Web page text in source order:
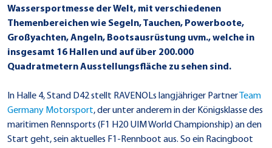
Wassersportmesse der Welt, mit verschiedenen
Themenbereichen wie Segeln, Tauchen, Powerboote,
Großyachten, Angeln, Bootsausrüstung uvm., welche in
insgesamt 16 Hallen und auf über 200.000
Quadratmetern Ausstellungsfläche zu sehen sind.
In Halle 4, Stand D42 stellt RAVENOLs langjähriger PartnerTeam
Germany Motorsport, der unter anderem in der Königsklasse des
maritimen Rennsports (F1 H20 UIM World Championship) an den
Start geht, sein aktuelles F1-Rennboot aus. So ein Racingboot